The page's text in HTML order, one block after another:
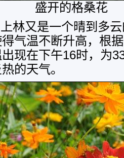
盛开的格桑花
林又是一个晴到多
气温不断升高，根
现在下午16时，为
的天气。